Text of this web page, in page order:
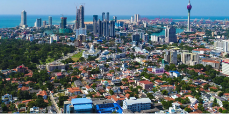
INFRAESTRUCTURA
Conexión Remote
Integra los RR. HH. en tus flujos de trabajo sin
complicaciones.
Plataforma
Funciones esenciales de RR. HH. integradas para tu
Soluciones ágiles de RR. HH. globales y nóminas para
empresas en crecimiento.
Mediana empresa
Amplía tu equipo con soluciones de RR. HH.
personalizadas.
Empresa
RR. HH. globales para grandes empresas.
APRENDIZAJE CON REMOTE
Guías y recursos
Casos prácticos
Glosario de RR. HH.
Listas de verificación y plantillas
Deutsch
Español
Italiano
Português (Portugal)
日本語